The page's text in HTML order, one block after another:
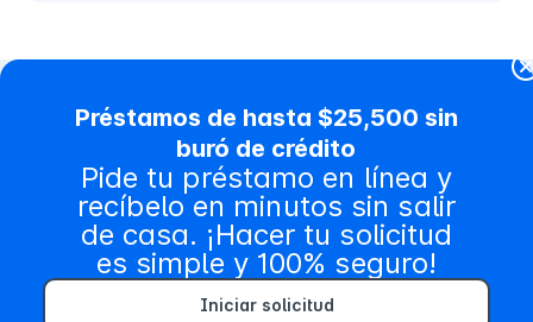
Préstamos de hasta $25,500 sin
buró de crédito
Pide tu préstamo en línea y
recíbelo en minutos sin salir
de casa. ¡Hacer tu solicitud
es simple y 100% seguro!
Iniciar solicitud
Contenido relacionado